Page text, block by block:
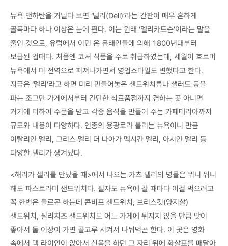
뉴욕 맨하탄을 거닐다 보면 ‘델리(Deli)’라는 간판이 매우 흔하게
골목마다 하나 이상은 눈에 띈다. 이는 원래 ‘델리카트슨’이라는 말을
줄인 것으로, 유럽에서 이민 온 유태인들에 의해 1800년대부터
보급된 업태다. 처음엔 코셔 식품을 주로 취급하였는데, 세월이 흐르며
뉴욕에서 미 전역으로 퍼져나가면서 영업스타일도 변했다고 한다.
지금은 ‘델리’라고 하면 미리 만들어놓은 샌드위치류나 샐러드 등을
파는 조그만 가게에서부터 간단한 식료품점까지 겸하는 곳 아니면
거기에 더하여 주문을 받고 각종 음식을 만들어 주는 카페테리아까지
규모와 내용이 다양하다. 인종의 용광로라 불리는 뉴욕이니 만큼
이탈리안 델리, 그리스 델리 더 나아가 멕시칸 델리, 아시안 델리 등
다양한 델리가 생겨났다.
<해리가 샐리를 만났을 때>에서 나오는 카츠 델리의 명물은 뭐니 뭐니
해도 파스트라미 샌드위치다. 필자도 뉴욕에 갈 때마다 이걸 먹으려고
꼭 한번은 들르곤 하는데 콘비프 샌드위치, 브리스킷(양지살)
샌드위치, 필리치즈 샌드위치도 어느 가게에 뒤지지 않을 만큼 맛이
좋아서 둘 이상이 가면 골고루 시켜서 나눠먹곤 한다. 이 곳은 영화
속에서 맥 라이언이 앉아서 신음을 하던 그 자리 위에 화살표를 매달아